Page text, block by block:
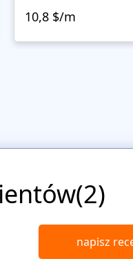
10,8 $/m
napisz